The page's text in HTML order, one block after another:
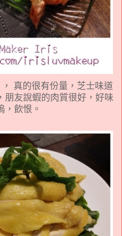
真的很有份量，芝士味道
朋友說蝦的肉質很好，好味
，飲恨。